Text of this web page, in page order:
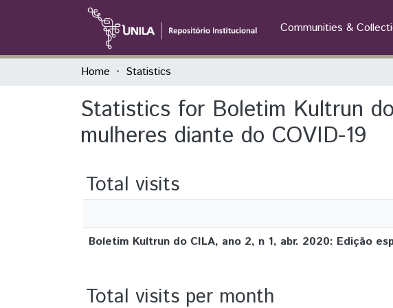
Communities &
Home Statistics
Statistics for Boletim Kultrun
mulheres diante do COVID-19
Total visits
Boletim Kultrun do CILA, ano 2, n 1, abr. 2020: Edição
Total visits per month